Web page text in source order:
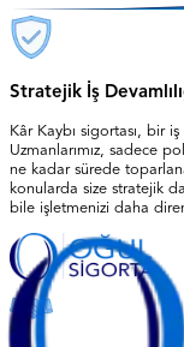
Stratejik İş
Kâr Kaybı sigortası, bir iş
Uzmanlarımız, sadece
ne kadar sürede
konularda size stratejik
bile işletmenizi daha